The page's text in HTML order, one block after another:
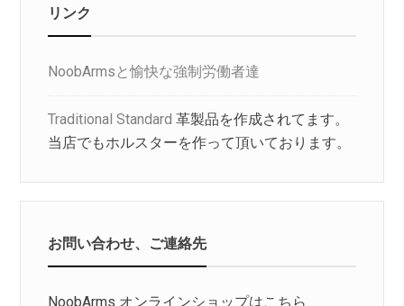
リンク
NoobArmsと愉快な強制労働者達
Traditional Standard 革製品を作成されてます。
当店でもホルスターを作って頂いております。
お問い合わせ、ご連絡先
NoobArms オンラインショップはこちら